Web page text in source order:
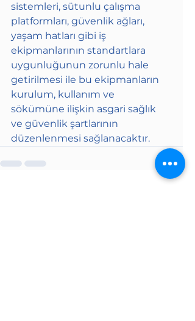
sistemleri, sütunlu çalışma
platformları, güvenlik ağları,
yaşam hatları gibi iş
ekipmanlarının standartlara
uygunluğunun zorunlu hale
getirilmesi ile bu ekipmanların
kurulum, kullanım ve
sökümüne ilişkin asgari sağlık
ve güvenlik şartlarının
düzenlenmesi sağlanacaktır.